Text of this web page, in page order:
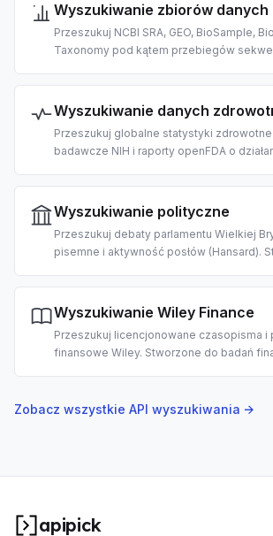
Wyszukiwanie zbiorów danych
Przeszukuj NCBI SRA, GEO, BioSample,
Taxonomy pod kątem przebiegów
opartego na AI odkrywania danych
Wyszukiwanie danych
Przeszukuj globalne statystyki zdrowotne
badawcze NIH i raporty openFDA o
publicznego i nadzoru nad
farmakoterapii z pomocą AI.
Wyszukiwanie polityczne
Przeszukuj debaty parlamentu Wielkiej
pisemne i aktywność posłów (Hansard).
politycznych z pomocą AI.
Wyszukiwanie Wiley Finance
Przeszukuj licencjonowane czasopisma i
finansowe Wiley. Stworzone do badań
Zobacz wszystkie API wyszukiwania →
apipick